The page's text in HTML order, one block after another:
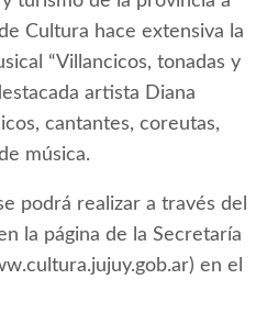
Cultura hace extensiva la
“Villancicos, tonadas y
artista Diana
cantantes, coreutas,
música.
podrá realizar a través del
la página de la Secretaría
en el